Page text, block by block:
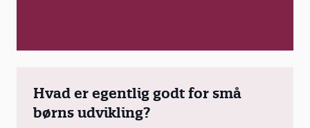
Hvad er egentlig godt for små
børns udvikling?